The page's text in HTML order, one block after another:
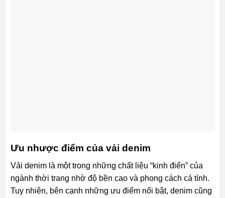
Ưu nhược điểm của vải denim
Vải denim là một trong những chất liệu “kinh điển” của
ngành thời trang nhờ độ bền cao và phong cách cá tính.
Tuy nhiên, bên cạnh những ưu điểm nổi bật, denim cũng